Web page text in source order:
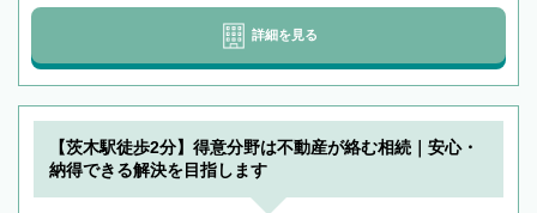
詳細を見る
【茨木駅徒歩2分】得意分野は不動産が絡む相続｜安心・
納得できる解決を目指します